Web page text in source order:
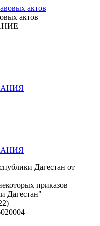
актов
Дагестан от
приказов
Дагестан"